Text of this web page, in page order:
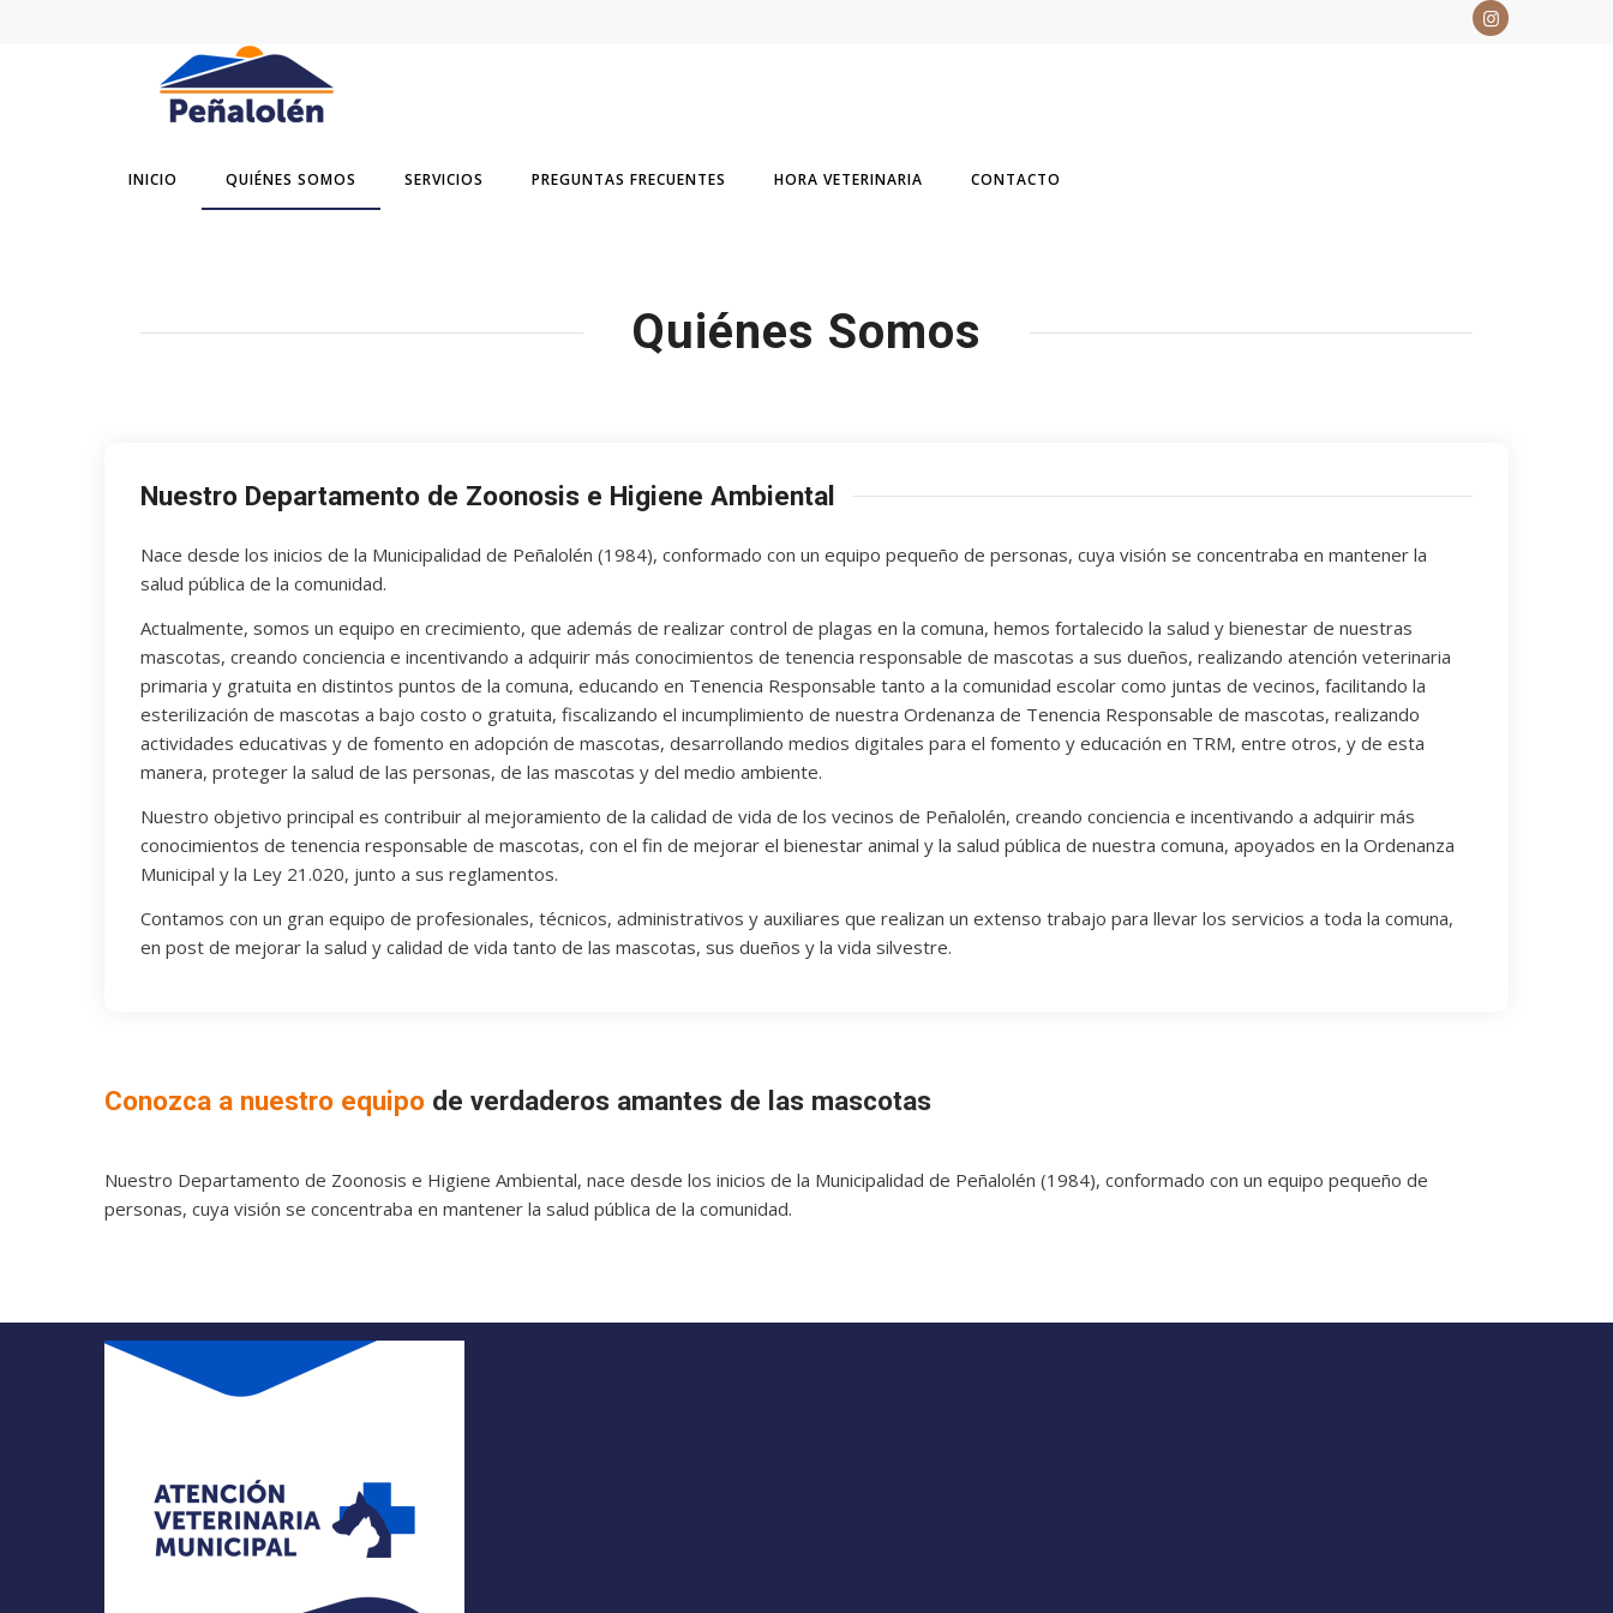
INICIO QUIÉNES SOMOS SERVICIOS PREGUNTAS FRECUENTES HORA VETERINARIA CONTACTO
Quiénes Somos
Nuestro Departamento de Zoonosis e Higiene Ambiental
Nace desde los inicios de la Municipalidad de Peñalolén (1984), conformado con un equipo pequeño de personas, cuya visión se concentraba en mantener la
salud pública de la comunidad.
Actualmente, somos un equipo en crecimiento, que además de realizar control de plagas en la comuna, hemos fortalecido la salud y bienestar de nuestras
mascotas, creando conciencia e incentivando a adquirir más conocimientos de tenencia responsable de mascotas a sus dueños, realizando atención veterinaria
primaria y gratuita en distintos puntos de la comuna, educando en Tenencia Responsable tanto a la comunidad escolar como juntas de vecinos, facilitando la
esterilización de mascotas a bajo costo o gratuita, fiscalizando el incumplimiento de nuestra Ordenanza de Tenencia Responsable de mascotas, realizando
actividades educativas y de fomento en adopción de mascotas, desarrollando medios digitales para el fomento y educación en TRM, entre otros, y de esta
manera, proteger la salud de las personas, de las mascotas y del medio ambiente.
Nuestro objetivo principal es contribuir al mejoramiento de la calidad de vida de los vecinos de Peñalolén, creando conciencia e incentivando a adquirir más
conocimientos de tenencia responsable de mascotas, con el fin de mejorar el bienestar animal y la salud pública de nuestra comuna, apoyados en la Ordenanza
Municipal y la Ley 21.020, junto a sus reglamentos.
Contamos con un gran equipo de profesionales, técnicos, administrativos y auxiliares que realizan un extenso trabajo para llevar los servicios a toda la comuna,
en post de mejorar la salud y calidad de vida tanto de las mascotas, sus dueños y la vida silvestre.
Conozca a nuestro equipo de verdaderos amantes de las mascotas
Nuestro Departamento de Zoonosis e Higiene Ambiental, nace desde los inicios de la Municipalidad de Peñalolén (1984), conformado con un equipo pequeño de
personas, cuya visión se concentraba en mantener la salud pública de la comunidad.